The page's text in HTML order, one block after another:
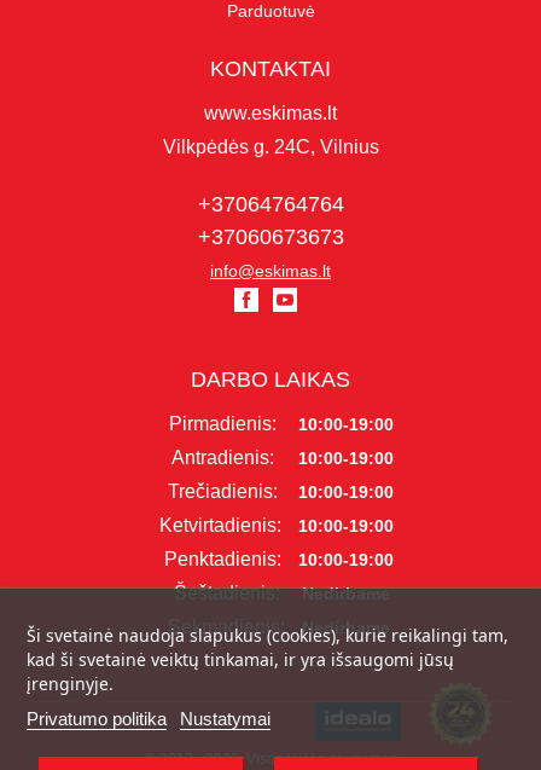
Parduotuvė
KONTAKTAI
www.eskimas.lt
Vilkpėdės g. 24C, Vilnius
+37064764764
+37060673673
info@eskimas.lt
DARBO LAIKAS
Pirmadienis: 10:00-19:00
Antradienis: 10:00-19:00
Trečiadienis: 10:00-19:00
Ketvirtadienis: 10:00-19:00
Penktadienis: 10:00-19:00
Šeštadienis: Nedirbame
Sekmadienis: Nedirbame
Ši svetainė naudoja slapukus (cookies), kurie reikalingi tam,
kad ši svetainė veiktų tinkamai, ir yra išsaugomi jūsų
įrenginyje.
Privatumo politika Nustatymai
© 2017 - 2026, Visos teisės saugomos